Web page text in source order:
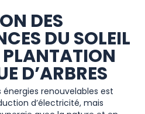
DES
DU SOLEIL
D’ARBRES
énergies renouvelables est
d’électricité, mais